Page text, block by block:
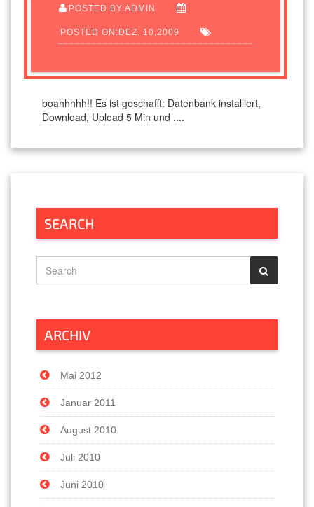
POSTED BY:ADMIN
POSTED ON:DEZ. 10,2009
boahhhhh!! Es ist geschafft: Datenbank installiert,
Download, Upload 5 Min und ....
SEARCH
ARCHIV
Mai 2012
Januar 2011
August 2010
Juli 2010
Juni 2010